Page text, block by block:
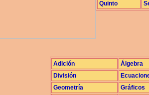
Quinto
Adición
Álgebra
División
Geometría
Gráficos